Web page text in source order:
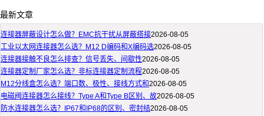
最新文章
连接器屏蔽设计怎么做？EMC抗干扰从屏蔽搭接2026-08-05
工业以太网连接器怎么选？M12 D编码和X编码选2026-08-05
连接器接触不良怎么排查？信号丢失、间歇性2026-08-05
连接器定制厂家怎么选？非标连接器定制流程2026-08-05
M12分线盒怎么选？端口数、极性、接线方式和2026-08-05
电磁阀连接器怎么接线？Type A和Type B区别、故2026-08-05
防水连接器怎么选？IP67和IP68的区别、密封结2026-08-05